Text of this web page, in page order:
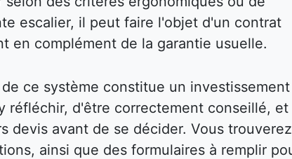
escalier, il peut faire l'objet d'un contrat
en complément de la garantie usuelle.
ce système constitue un investissement
réfléchir, d'être correctement conseillé, et
devis avant de se décider. Vous trouverez
ainsi que des formulaires à remplir